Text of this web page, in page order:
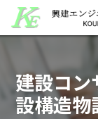
建設コン
設構造物